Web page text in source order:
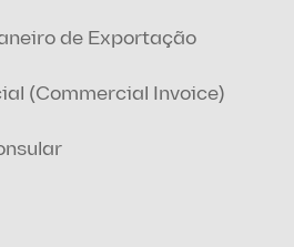
de Exportação
(Commercial Invoice)